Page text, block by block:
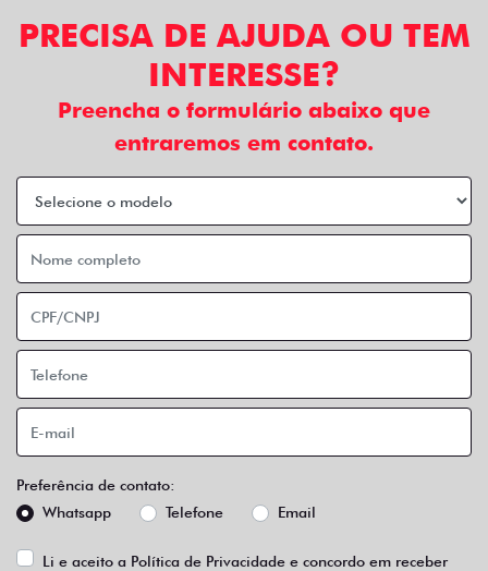
PRECISA DE AJUDA OU TEM
INTERESSE?
Preencha o formulário abaixo que
entraremos em contato.
Preferência de contato:
Whatsapp
Telefone Email
Li e aceito a Política de Privacidade e concordo em receber